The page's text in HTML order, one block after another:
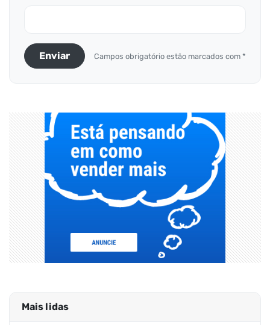
Enviar Campos obrigatório estão marcados com *
Mais lidas